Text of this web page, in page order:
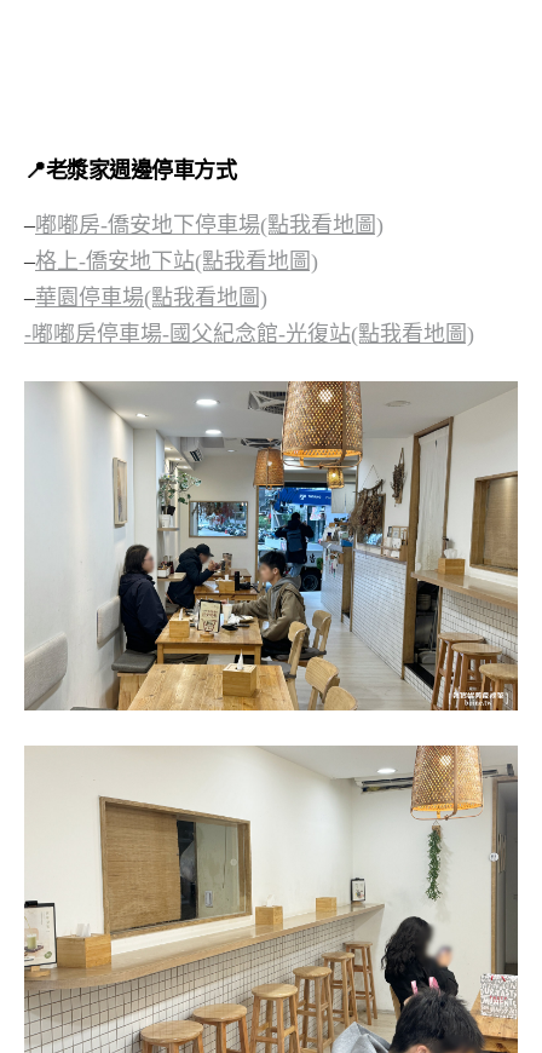
📍老漿家週邊停車方式
–嘟嘟房-僑安地下停車場(點我看地圖)
–格上-僑安地下站(點我看地圖)
–華園停車場(點我看地圖)
-嘟嘟房停車場-國父紀念館-光復站(點我看地圖)